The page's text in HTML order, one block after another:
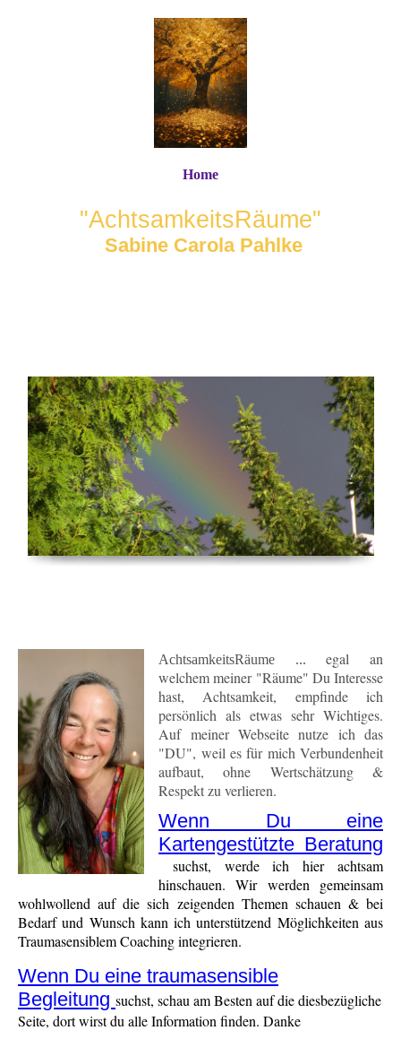
"AchtsamkeitsRäume"
Sabine Carola Pahlke
Home
AchtsamkeitsRäume ...egal an
welchem meiner "Räume" Du Interesse
hast, Achtsamkeit, empfinde ich
persönlich als etwas sehr Wichtiges.
Auf meiner Webseite nutze ich das
"DU", weil es für mich Verbundenheit
aufbaut, ohne Wertschätzung &
Respekt zu verlieren.
Wenn Du eine
Kartengestützte Beratung
suchst, werde ich hier achtsam
hinschauen. Wir werden gemeinsam
wohlwollend auf die sich zeigenden Themen schauen & bei
Bedarf und Wunsch kann ich unterstützend Möglichkeiten aus
Traumasensiblem Coaching integrieren.
Wenn Du eine traumasensible
Begleitung suchst, schau am Besten auf die diesbezügliche
Seite, dort wirst du alle Information finden. Danke